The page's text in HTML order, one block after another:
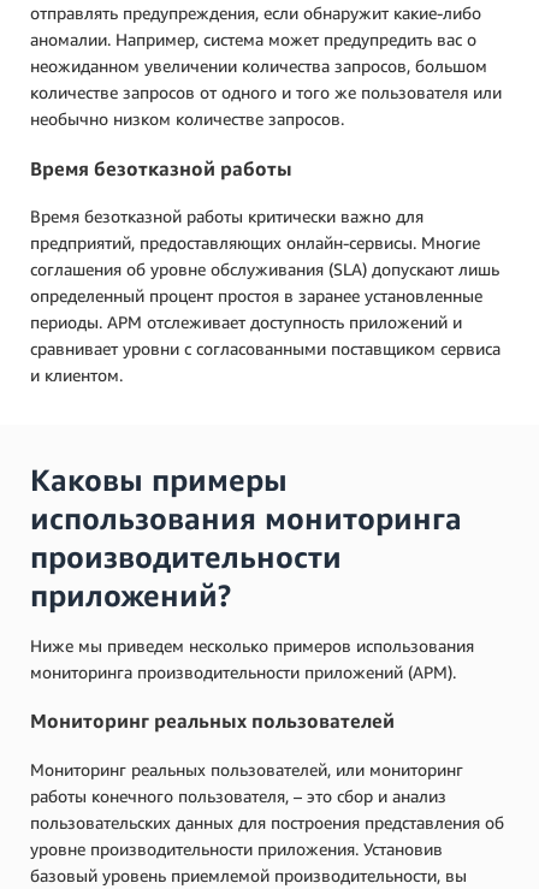
отправлять предупреждения, если обнаружит какие-либо
аномалии. Например, система может предупредить вас о
неожиданном увеличении количества запросов, большом
количестве запросов от одного и того же пользователя или
необычно низком количестве запросов.
Время безотказной работы
Время безотказной работы критически важно для
предприятий, предоставляющих онлайн-сервисы. Многие
соглашения об уровне обслуживания (SLA) допускают лишь
определенный процент простоя в заранее установленные
периоды. APM отслеживает доступность приложений и
сравнивает уровни с согласованными поставщиком сервиса
и клиентом.
Каковы примеры
использования мониторинга
производительности
приложений?
Ниже мы приведем несколько примеров использования
мониторинга производительности приложений (APM).
Мониторинг реальных пользователей
Мониторинг реальных пользователей, или мониторинг
работы конечного пользователя, – это сбор и анализ
пользовательских данных для построения представления об
уровне производительности приложения. Установив
базовый уровень приемлемой производительности, вы